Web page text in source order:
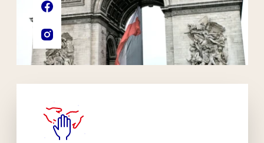
Page Facebook de l'association
Compte Instagram de l'association